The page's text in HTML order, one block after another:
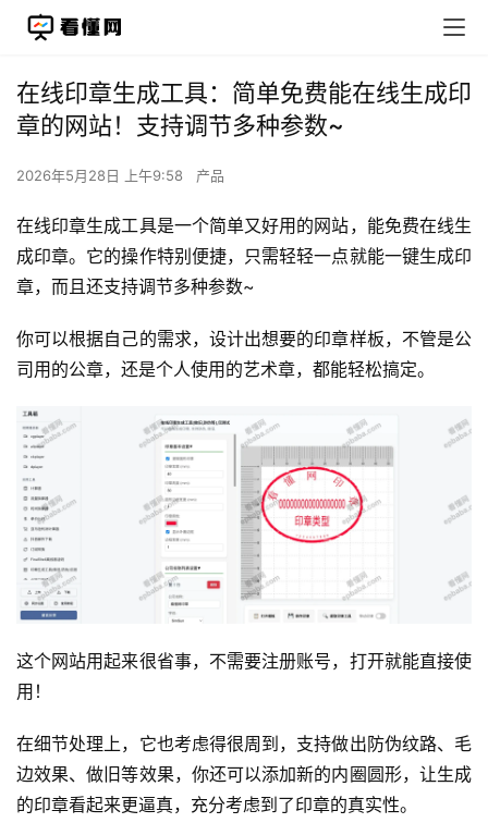
在线印章生成工具：简单免费能在线生成印
章的网站！支持调节多种参数~
2026年5月28日 上午9:58 产品
在线印章生成工具是一个简单又好用的网站，能免费在线生
成印章。它的操作特别便捷，只需轻轻一点就能一键生成印
章，而且还支持调节多种参数~
你可以根据自己的需求，设计出想要的印章样板，不管是公
司用的公章，还是个人使用的艺术章，都能轻松搞定。
这个网站用起来很省事，不需要注册账号，打开就能直接使
用！
在细节处理上，它也考虑得很周到，支持做出防伪纹路、毛
边效果、做旧等效果，你还可以添加新的内圈圆形，让生成
的印章看起来更逼真，充分考虑到了印章的真实性。